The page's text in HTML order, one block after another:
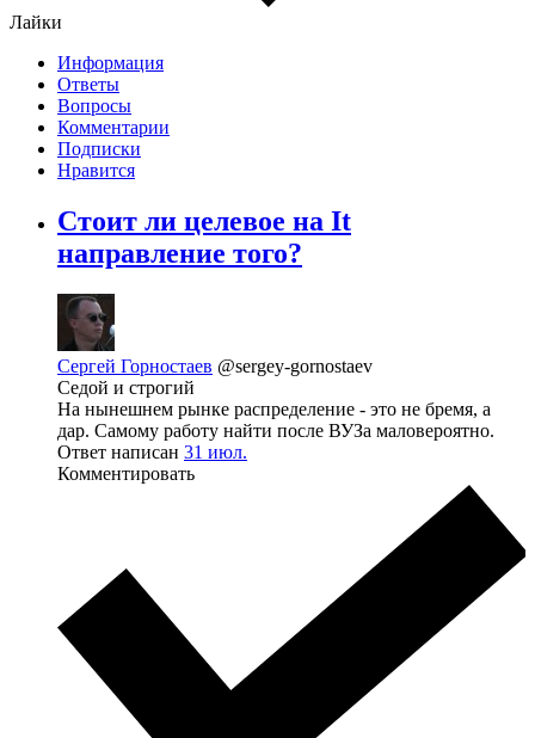
Лайки
Информация
Ответы
Вопросы
Комментарии
Подписки
Нравится
Стоит ли целевое на It
направление того?
Сергей Горностаев @sergey-gornostaev
Седой и строгий
На нынешнем рынке распределение - это не бремя, а
дар. Самому работу найти после ВУЗа маловероятно.
Ответ написан 31 июл.
Комментировать